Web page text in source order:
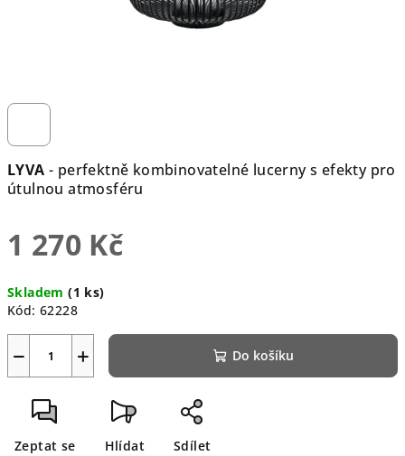
LYVA - perfektně kombinovatelné lucerny s efekty pro
útulnou atmosféru
1 270 Kč
cena:
Skladem(1 ks)
Kód: 62228
+
− Do košíku
Zeptat se Hlídat Sdílet